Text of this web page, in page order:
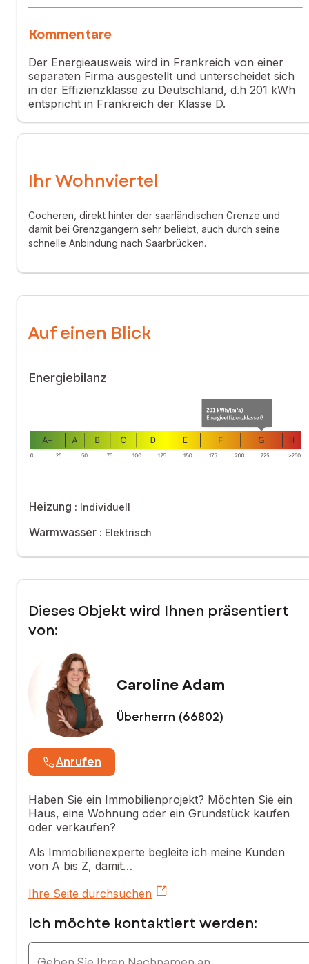
Großes Haus mit 195 m² Wohnfläche zwischen Cocheren
und Merlebach, in der Nähe aller Annehmlichkeiten und mit
Autobahnanbindung.
Erdgeschoss:
• Wohnzimmer, Waschküche, Speisekammer
• 25 m² große Veranda
1. OG:
• 2 weitere Schlafzimmer
• 1 Zimmer mit Schränken
• 1 renoviertes Schlafzimmer
• 1 gefliester Raum mit Dusche
• Heizraum (Pelletkessel 2024, thermodynamischer Tank)
• Lagerkeller
• Garage für 1 Fahrzeug
Außenbereich:
• Uneinsehbarer bewaldeter Garten
• Holzpergola, Grill, Spielplatz
• Nebengebäude
Technische Anlagen:
• Sparsame Heizung: Pelletofen + Gusseisenheizkörper mit
Thermostaten (2020)
• Pelletkessel
• Motorisierte Solarrollläden
Kommentare
Der Energieausweis wird in Frankreich von einer
separaten Firma ausgestellt und unterscheidet sich
in der Effizienzklasse zu Deutschland, d.h 201 kWh
entspricht in Frankreich der Klasse D.
Ihr Wohnviertel
Cocheren, direkt hinter der saarländischen Grenze und
damit bei Grenzgängern sehr beliebt, auch durch seine
schnelle Anbindung nach Saarbrücken.
Auf einen Blick
Energiebilanz
Heizung : Individuell
Warmwasser : Elektrisch
Dieses Objekt wird Ihnen präsentiert
von:
Caroline Adam
Überherrn (66802)
Anrufen
Haben Sie ein Immobilienprojekt? Möchten Sie ein
Haus, eine Wohnung oder ein Grundstück kaufen
oder verkaufen?
Als Immobilienexperte begleite ich meine Kunden
von A bis Z, damit…
Ihre Seite durchsuchen
Ich möchte kontaktiert werden:
Geben Sie Ihren Nachnamen an